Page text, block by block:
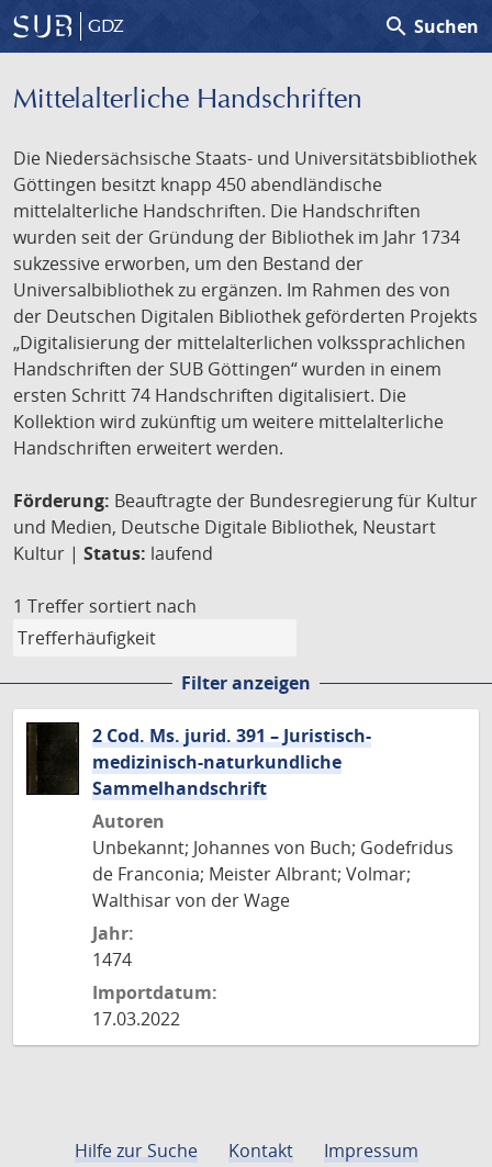
GDZ search Suchen
Mittelalterliche Handschriften
Die Niedersächsische Staats- und Universitätsbibliothek
Göttingen besitzt knapp 450 abendländische
mittelalterliche Handschriften. Die Handschriften
wurden seit der Gründung der Bibliothek im Jahr 1734
sukzessive erworben, um den Bestand der
Universalbibliothek zu ergänzen. Im Rahmen des von
der Deutschen Digitalen Bibliothek geförderten Projekts
„Digitalisierung der mittelalterlichen volkssprachlichen
Handschriften der SUB Göttingen“ wurden in einem
ersten Schritt 74 Handschriften digitalisiert. Die
Kollektion wird zukünftig um weitere mittelalterliche
Handschriften erweitert werden.
Förderung: Beauftragte der Bundesregierung für Kultur
und Medien, Deutsche Digitale Bibliothek, Neustart
Kultur | Status: laufend
1 Treffer sortiert nach
Filter anzeigen
2 Cod. Ms. jurid. 391 – Juristisch-
medizinisch-naturkundliche
Sammelhandschrift
Autoren
Unbekannt; Johannes von Buch; Godefridus
de Franconia; Meister Albrant; Volmar;
Walthisar von der Wage
Jahr:
1474
Importdatum:
17.03.2022
Hilfe zur Suche Kontakt
Impressum